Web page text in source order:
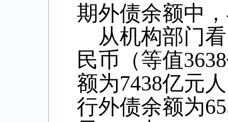
期外债余额中
从机构部门
民币（等值3638
额为7438亿元
行外债余额为